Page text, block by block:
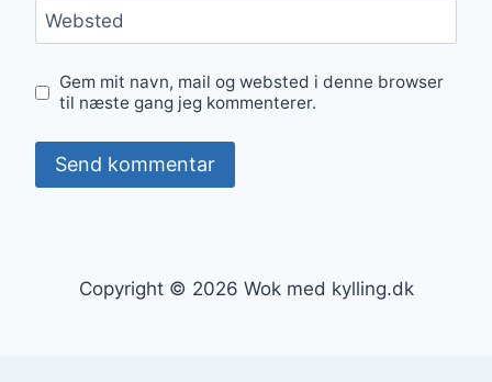
Websted
Gem mit navn, mail og websted i denne browser
til næste gang jeg kommenterer.
Copyright © 2026 Wok med kylling.dk